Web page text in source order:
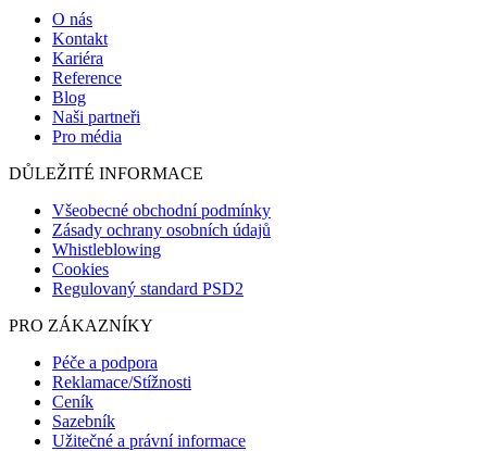
O nás
Kontakt
Kariéra
Reference
Blog
Naši partneři
Pro média
DŮLEŽITÉ INFORMACE
Všeobecné obchodní podmínky
Zásady ochrany osobních údajů
Whistleblowing
Cookies
Regulovaný standard PSD2
PRO ZÁKAZNÍKY
Péče a podpora
Reklamace/Stížnosti
Ceník
Sazebník
Užitečné a právní informace